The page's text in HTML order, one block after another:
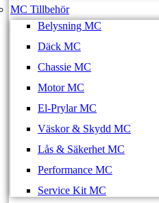
MC Tillbehör
Belysning MC
Däck MC
Chassie MC
Motor MC
El-Prylar MC
Väskor & Skydd MC
Lås & Säkerhet MC
Performance MC
Service Kit MC